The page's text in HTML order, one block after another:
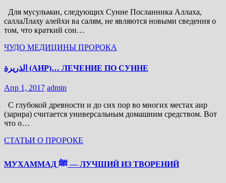
Для мусульман, следующих Сунне Посланника Аллаха,
саллаЛлаху алейхи ва салям, не являются новыми сведения о
том, что краткий сон…
ЧУДО МЕДИЦИНЫ ПРОРОКА
الذريرة (АИР)… ЛЕЧЕНИЕ ПО СУННЕ
Апр 1, 2017 admin
С глубокой древности и до сих пор во многих местах аир
(зарира) считается универсальным домашним средством. Вот
что о…
СТАТЬИ О ПРОРОКЕ
МУХАММАД ﷺ — ЛУЧШИЙ ИЗ ТВОРЕНИЙ